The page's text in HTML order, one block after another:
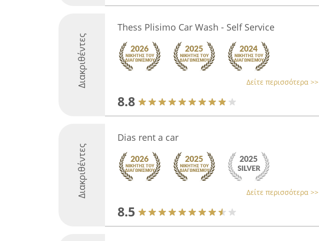
Διακριθέντες
Thess Plisimo Car Wash - Self Service
Δείτε περισσότερα >>
8.8
Διακριθέντες
Dias rent a car
Δείτε περισσότερα >>
8.5